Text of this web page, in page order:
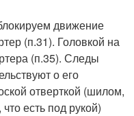
движение
(п.31). Головкой на
(п.35). Следы
о его
отверткой (шилом,
есть под рукой)